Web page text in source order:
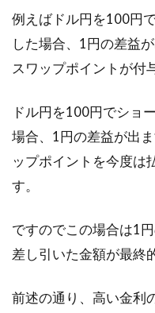
例えばドル円を100円
した場合、1円の差益
スワップポイントが付
ドル円を100円でショ
場合、1円の差益が出
ップポイントを今度は
す。
ですのでこの場合は1
差し引いた金額が最終
前述の通り、高い金利